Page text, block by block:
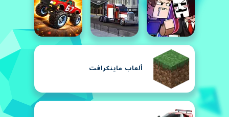
ألعاب ماينكرافت